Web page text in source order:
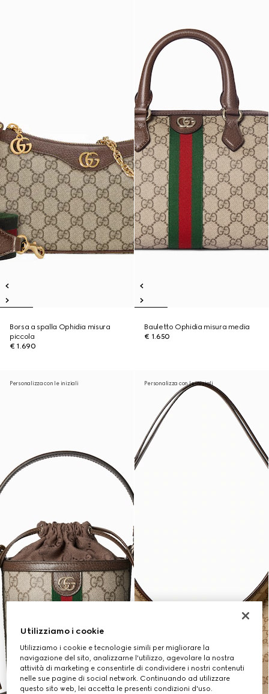
Borsa a spalla Ophidia misura
piccola
€ 1.690
Bauletto Ophidia misura media
€ 1.650
Personalizza con le iniziali Personalizza con le iniziali
Utilizziamo i cookie
Utilizziamo i cookie e tecnologie simili per migliorare la
navigazione del sito, analizzarne l'utilizzo, agevolare la nostra
attività di marketing e consentirle di condividere i nostri contenuti
nelle sue pagine di social network. Continuando ad utilizzare
questo sito web, lei accetta le presenti condizioni d'uso.